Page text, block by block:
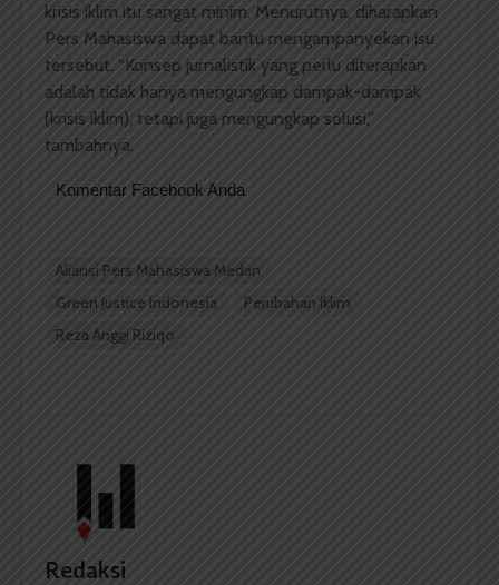
krisis iklim itu sangat minim. Menurutnya, diharapkan
Pers Mahasiswa dapat bantu mengampanyekan isu
tersebut, “Konsep jurnalistik yang perlu diterapkan
adalah tidak hanya mengungkap dampak-dampak
(krisis iklim), tetapi juga mengungkap solusi,”
tambahnya.
Komentar Facebook Anda
Aliansi Pers Mahasiswa Medan
Green Justice Indonesia
Perubahan Iklim
Reza Anggi Riziqo
Redaksi